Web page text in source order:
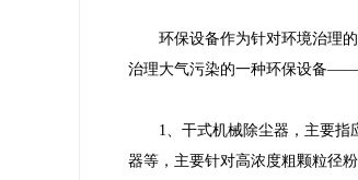
环保设备作为针对环境治理
治理大气污染的一种环保设备——
1、干式机械除尘器，主要
器等，主要针对高浓度粗颗粒径